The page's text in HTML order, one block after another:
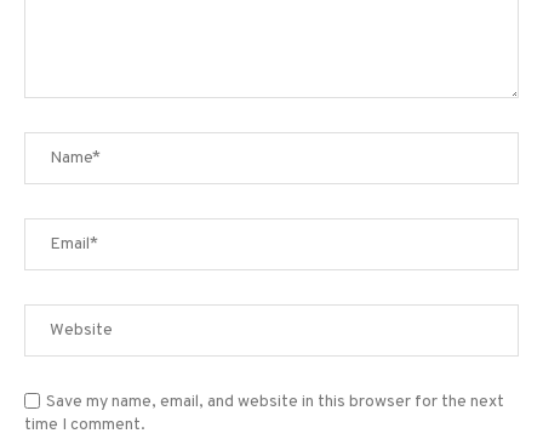
Save my name, email, and website in this browser for the next
time I comment.